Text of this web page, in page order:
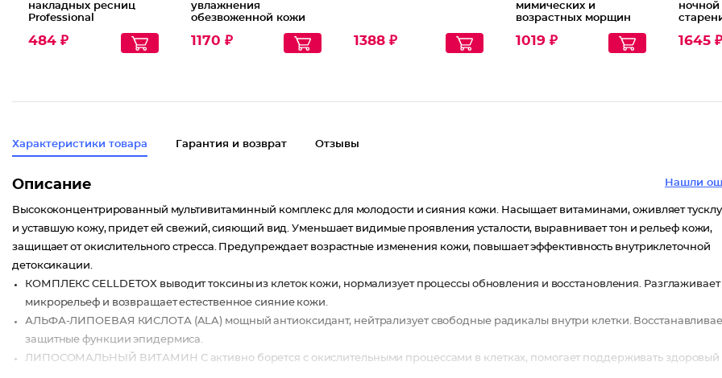
накладных ресниц
Professional
484 ₽
увлажнения
обезвоженной кожи
1170 ₽ 1388 ₽
мимических и
возрастных морщин
1019 ₽
ночной
1645
Характеристики товара Гарантия и возврат Отзывы
Нашли
Описание
Высококонцентрированный мультивитаминный комплекс для молодости и сияния кожи. Насыщает витаминами, оживляет
и уставшую кожу, придет ей свежий, сияющий вид. Уменьшает видимые проявления усталости, выравнивает тон и рельеф кожи,
защищает от окислительного стресса. Предупреждает возрастные изменения кожи, повышает эффективность внутриклеточной
детоксикации.
КОМПЛЕКС CELLDETOX выводит токсины из клеток кожи, нормализует процессы обновления и восстановления. Разглаживает
микрорельеф и возвращает естественное сияние кожи.
АЛЬФА-ЛИПОЕВАЯ КИСЛОТА (ALA) мощный антиоксидант, нейтрализует свободные радикалы внутри клетки.
защитные функции эпидермиса.
ЛИПОСОМАЛЬНЫЙ ВИТАМИН С активно борется с окислительными процессами в клетках, помогает поддерживать здоровый